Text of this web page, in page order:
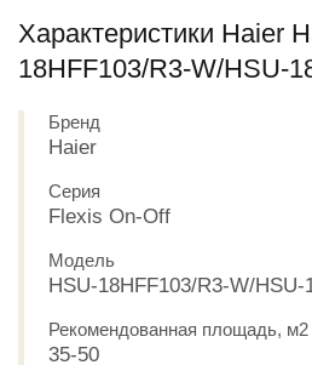
Характеристики Haier
18HFF103/R3-W/HSU-
Бренд
Haier
Серия
Flexis On-Off
Модель
HSU-18HFF103/R3-W/HSU-
Рекомендованная площадь, м2
35-50